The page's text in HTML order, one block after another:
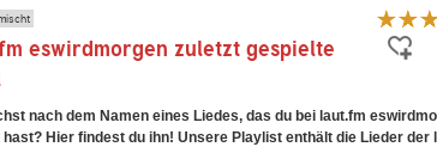
eswirdmorgen zuletzt gespielte
nach dem Namen eines Liedes, das du bei laut.fm
hast? Hier findest du ihn! Unsere Playlist enthält die Lieder der